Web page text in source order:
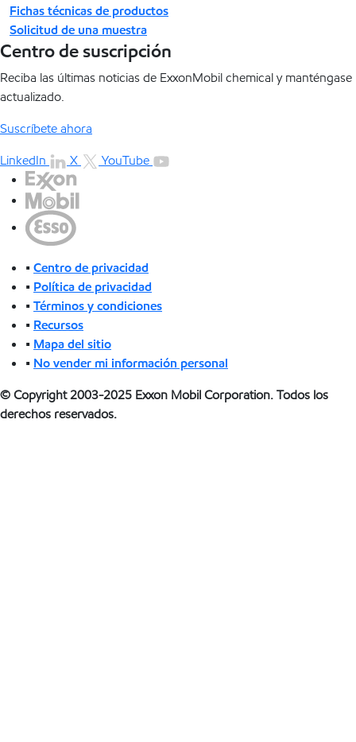
Fichas técnicas de productos
Solicitud de una muestra
Centro de suscripción
Reciba las últimas noticias de ExxonMobil chemical y manténgase
actualizado.
Suscríbete ahora
LinkedIn
X YouTube
•Centro de privacidad
• Política de privacidad
•Términos y condiciones
• Recursos
• Mapa del sitio
• No vender mi información personal
© Copyright 2003-2025 Exxon Mobil Corporation. Todos los
derechos reservados.